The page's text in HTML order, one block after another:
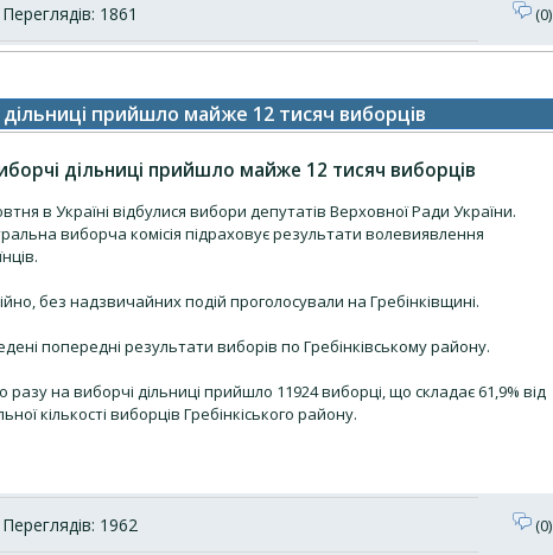
1861 (0)
дільниці прийшло майже 12 тисяч виборців
дільниці прийшло майже 12 тисяч виборців
в Україні відбулися вибори депутатів Верховної Ради України.
виборча комісія підраховує результати волевиявлення
без надзвичайних подій проголосували на Гребінківщині.
попередні результати виборів по Гребінківському району.
разу на виборчі дільниці прийшло 11924 виборці, що складає 61,9% від
кількості виборців Гребінкіського району.
1962 (0)